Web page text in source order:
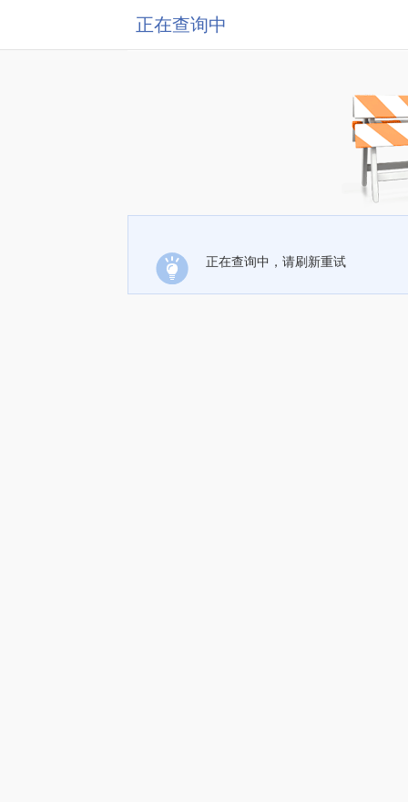
正在查询中
正在查询中，请刷新重试